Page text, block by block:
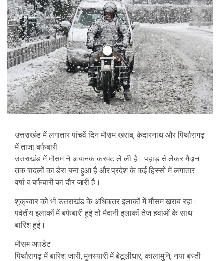
उत्तराखंड में लगातार पांचवें दिन मौसम खराब, केदारनाथ और पिथौरागढ़
में ताजा बर्फबारी
उत्तराखंड में मौसम ने अचानक करवट ले ली है। पहाड़ से लेकर मैदान
तक बादलों का डेरा बना हुआ है और प्रदेश के कई हिस्सों में लगातार
वर्षा व बर्फबारी का दौर जारी है।
शुक्रवार को भी उत्तराखंड के अधिकतर इलाकों में मौसम खराब रहा।
पर्वतीय इलाकों में बर्फबारी हुई तो मैदानी इलाकों तेज हवाओं के साथ
बारिश हुई।
मौसम अपडेट
पिथौरागढ़ में बारिश जारी, मुनस्यारी में बेटूलीधार, कालामुनि, नया बस्ती